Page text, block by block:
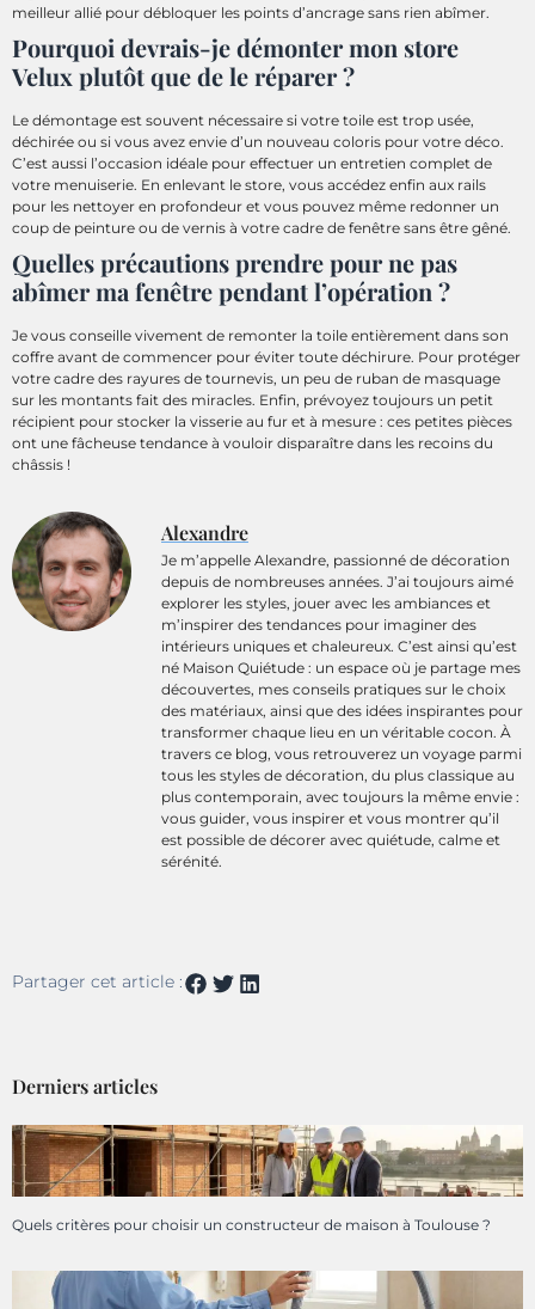
meilleur allié pour débloquer les points d’ancrage sans rien abîmer.
Pourquoi devrais-je démonter mon store
Velux plutôt que de le réparer ?
Le démontage est souvent nécessaire si votre toile est trop usée,
déchirée ou si vous avez envie d’un nouveau coloris pour votre déco.
C’est aussi l’occasion idéale pour effectuer un entretien complet de
votre menuiserie. En enlevant le store, vous accédez enfin aux rails
pour les nettoyer en profondeur et vous pouvez même redonner un
coup de peinture ou de vernis à votre cadre de fenêtre sans être gêné.
Quelles précautions prendre pour ne pas
abîmer ma fenêtre pendant l’opération ?
Je vous conseille vivement de remonter la toile entièrement dans son
coffre avant de commencer pour éviter toute déchirure. Pour protéger
votre cadre des rayures de tournevis, un peu de ruban de masquage
sur les montants fait des miracles. Enfin, prévoyez toujours un petit
récipient pour stocker la visserie au fur et à mesure : ces petites pièces
ont une fâcheuse tendance à vouloir disparaître dans les recoins du
châssis !
Alexandre
Je m’appelle Alexandre, passionné de décoration
depuis de nombreuses années. J’ai toujours aimé
explorer les styles, jouer avec les ambiances et
m’inspirer des tendances pour imaginer des
intérieurs uniques et chaleureux. C’est ainsi qu’est
né Maison Quiétude : un espace où je partage mes
découvertes, mes conseils pratiques sur le choix
des matériaux, ainsi que des idées inspirantes pour
transformer chaque lieu en un véritable cocon. À
travers ce blog, vous retrouverez un voyage parmi
tous les styles de décoration, du plus classique au
plus contemporain, avec toujours la même envie :
vous guider, vous inspirer et vous montrer qu’il
est possible de décorer avec quiétude, calme et
sérénité.
Partager cet article :
Derniers articles
Quels critères pour choisir un constructeur de maison à Toulouse ?